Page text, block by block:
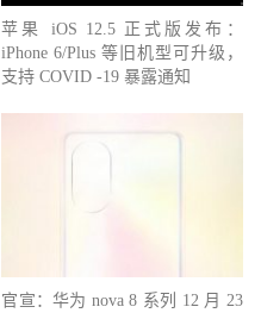
苹果 iOS 12.5 正式版发布：
iPhone 6/Plus 等旧机型可升级，
支持 COVID -19 暴露通知
官宣：华为 nova 8 系列 12 月 23